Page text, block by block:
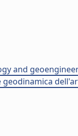
and